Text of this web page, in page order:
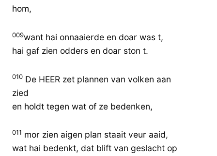
hom,
009want hai onnaaierde en doar was t,
hai gaf zien odders en doar ston t.
010 De HEER zet plannen van volken aan
zied
en holdt tegen wat of ze bedenken,
011 mor zien aigen plan staait veur aaid,
wat hai bedenkt, dat blift van geslacht op